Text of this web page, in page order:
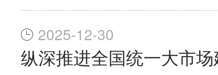
2025-12-30
纵深推进全国统一大市